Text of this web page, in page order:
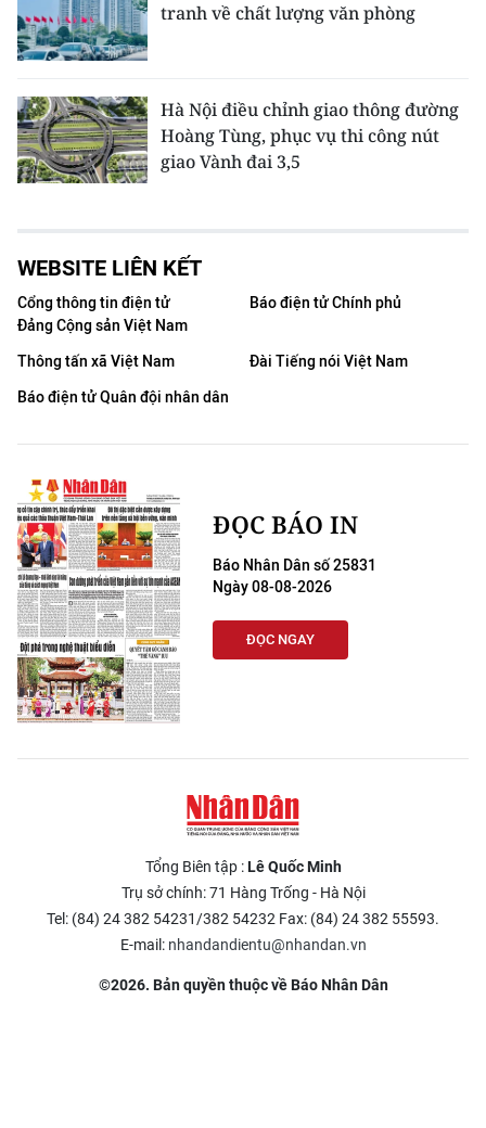
tranh về chất lượng văn phòng
Hà Nội điều chỉnh giao thông đường
Hoàng Tùng, phục vụ thi công nút
giao Vành đai 3,5
WEBSITE LIÊN KẾT
Cổng thông tin điện tử
Đảng Cộng sản Việt Nam
Báo điện tử Chính phủ
Thông tấn xã Việt Nam
Đài Tiếng nói Việt Nam
Báo điện tử Quân đội nhân dân
ĐỌC BÁO IN
Báo Nhân Dân số 25831
Ngày 08-08-2026
ĐỌC NGAY
Tổng Biên tập :Lê Quốc Minh
Trụ sở chính: 71 Hàng Trống - Hà Nội
Tel: (84) 24 382 54231/382 54232 Fax: (84) 24 382 55593.
E-mail: nhandandientu@nhandan.vn
©2026. Bản quyền thuộc về Báo Nhân Dân